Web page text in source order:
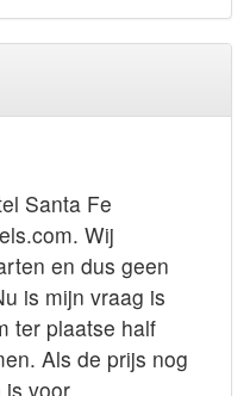
Santa Fe
Wij
en dus geen
is mijn vraag is
ter plaatse half
Als de prijs nog
is voor